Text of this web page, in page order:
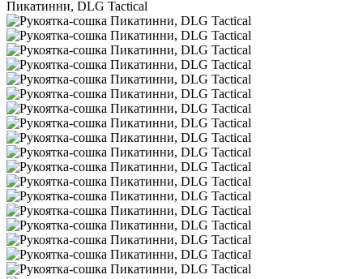
Пикатинни, DLG Tactical